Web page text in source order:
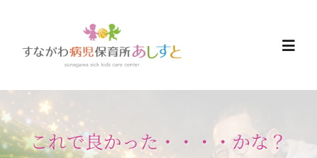
content
HOME
お知らせ
これで良かった・・・・かな？